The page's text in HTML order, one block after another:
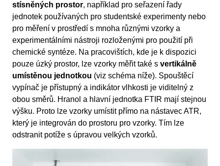
stísněných prostor, například pro seřazení řady
jednotek používaných pro studentské experimenty nebo
pro měření v prostředí s mnoha různými vzorky a
experimentálními nástroji rozloženými pro použití při
chemické syntéze. Na pracovištích, kde je k dispozici
pouze úzký prostor, lze vzorky měřit také s vertikálně
umístěnou jednotkou (viz schéma níže). Spouštěcí
vypínač je přístupný a indikátor vlhkosti je viditelný z
obou směrů. Hranol a hlavní jednotka FTIR mají stejnou
výšku. Proto lze vzorky umístit přímo na nástavec ATR,
který je integrován do prostoru pro vzorky. Tím lze
odstranit potíže s úpravou velkých vzorků.